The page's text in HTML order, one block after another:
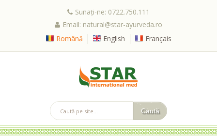
Sunați-ne: 0722.750.111
Email: natural@star-ayurveda.ro
Română
English Français